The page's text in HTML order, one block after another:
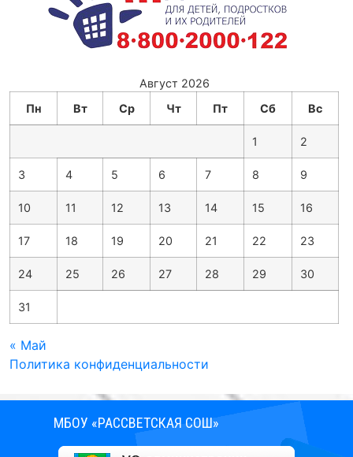
Август 2026
Пн
Вт Ср Чт Пт Сб Вс
1 2
3 4 5 6 7 8 9
10 11 12 13 14 15 16
17 18 19 20 21 22 23
24 25 26 27 28 29 30
31
« Май
Политика конфиденциальности
МБОУ «РАССВЕТСКАЯ СОШ»